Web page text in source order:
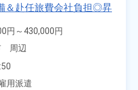
＆赴任旅費会社負担◎昇
装など自動車製造の各
円～430,000円
～277,000円
周辺
用派遣